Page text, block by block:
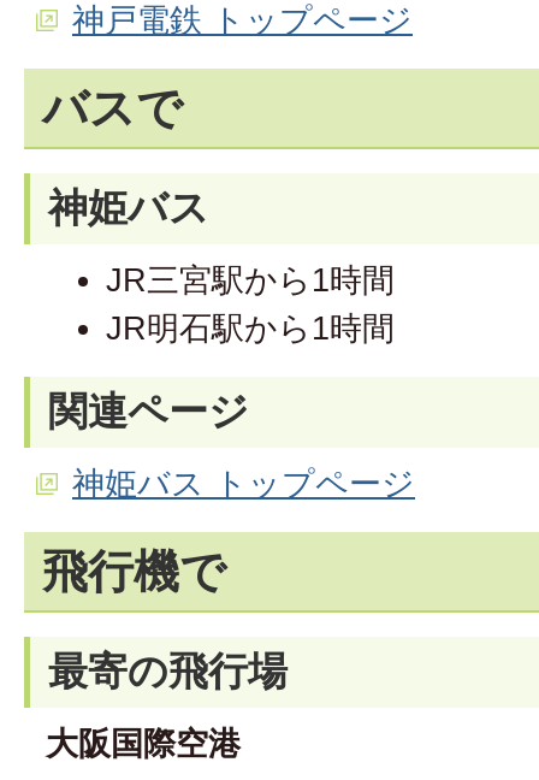
神戸電鉄 トップページ
バスで
神姫バス
JR三宮駅から1時間
JR明石駅から1時間
関連ページ
神姫バス トップページ
飛行機で
最寄の飛行場
大阪国際空港